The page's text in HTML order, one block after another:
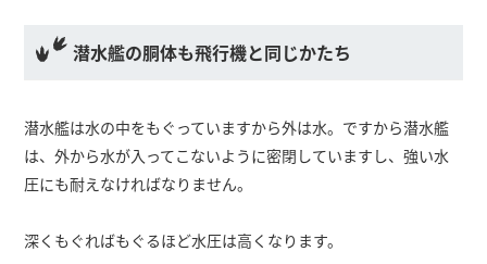
潜水艦の胴体も飛行機と同じかたち
潜水艦は水の中をもぐっていますから外は水。ですから潜水艦
は、外から水が入ってこないように密閉していますし、強い水
圧にも耐えなければなりません。
深くもぐればもぐるほど水圧は高くなります。